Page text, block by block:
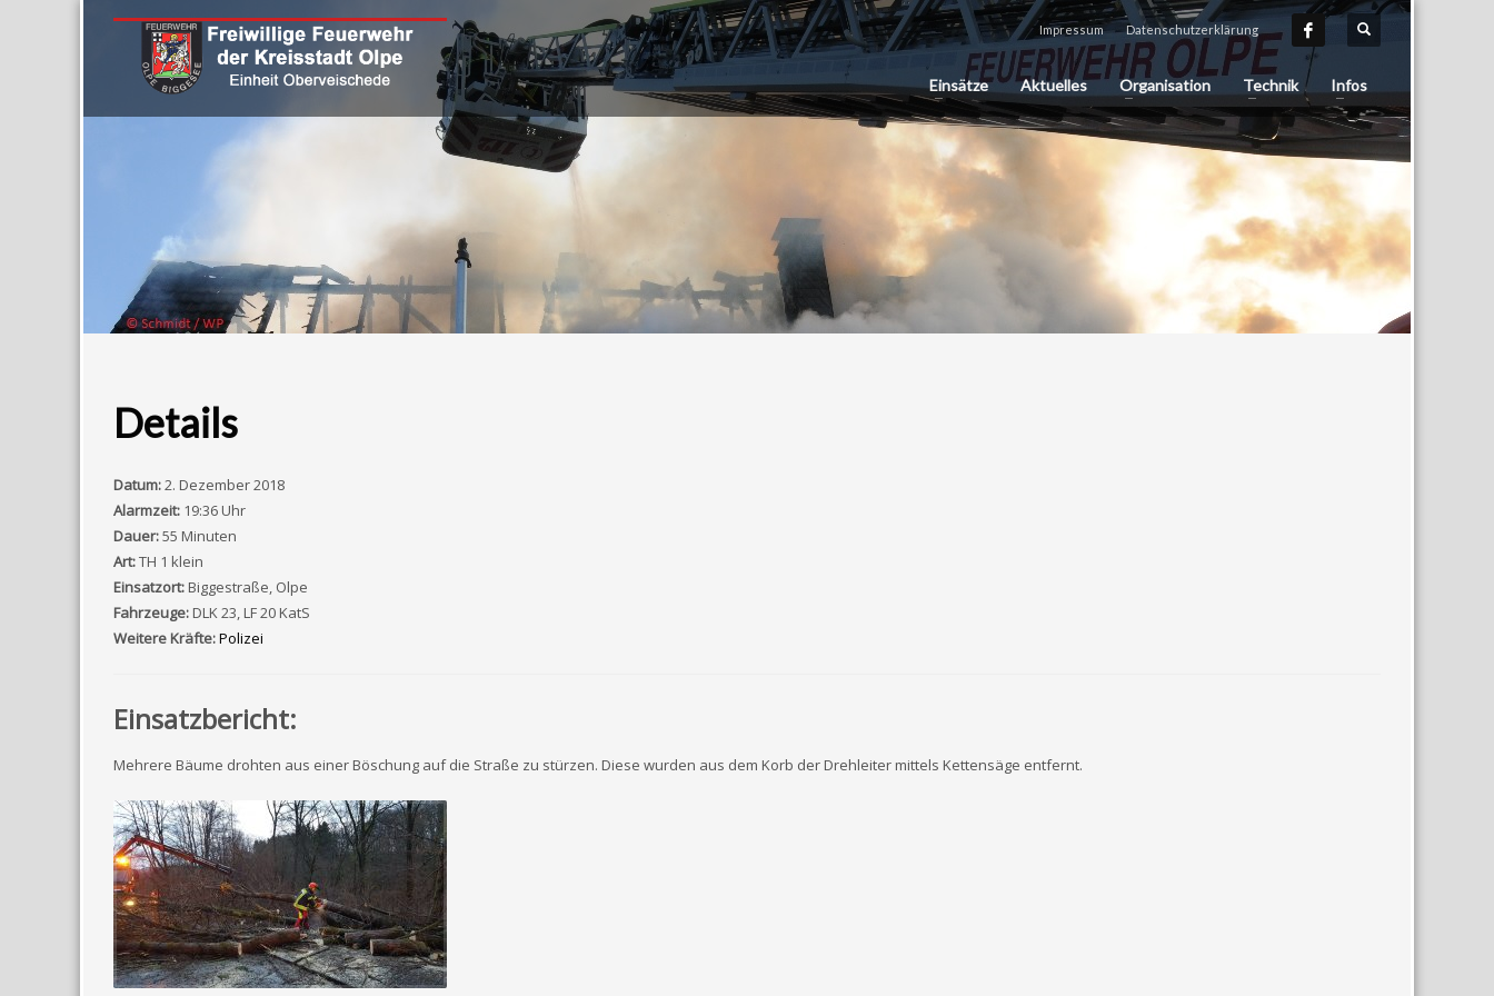
Impressum Datenschutzerklärung
Einsätze Aktuelles Organisation Technik Infos
Details
Datum:2. Dezember 2018
Alarmzeit: 19:36 Uhr
Dauer:55 Minuten
Art:TH 1 klein
Einsatzort:Biggestraße, Olpe
Fahrzeuge:DLK 23, LF 20 KatS
Weitere Kräfte:Polizei
Einsatzbericht:
Mehrere Bäume drohten aus einer Böschung auf die Straße zu stürzen. Diese wurden aus dem Korb der Drehleiter mittels Kettensäge entfernt.